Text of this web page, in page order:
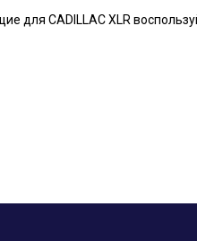
для CADILLAC XLR